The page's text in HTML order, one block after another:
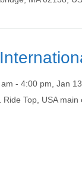
Show
- 4:00 pm, Jan
Ride Top, USA main